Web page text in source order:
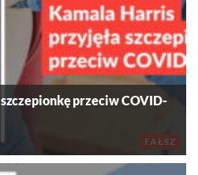
FAŁSZ
przeciw COVID-